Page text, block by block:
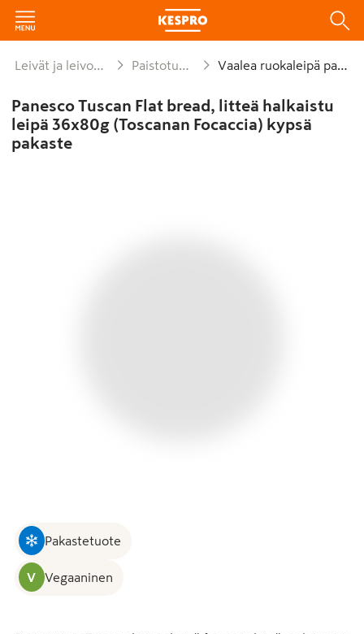
Leivät ja leivonnaiset Paistotuotteet Vaalea ruokaleipä paisto
Panesco Tuscan Flat bread, litteä halkaistu
leipä 36x80g (Toscanan Focaccia) kypsä
pakaste
Pakastetuote
V Vegaaninen